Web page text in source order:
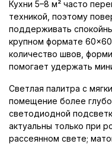
Кухни 5–8 м² часто
техникой, поэтому
поддерживать
крупном формате
количество швов,
помогает удержать
Светлая палитра с
помещение более
светодиодной
актуальны только при
рассеянном свете;